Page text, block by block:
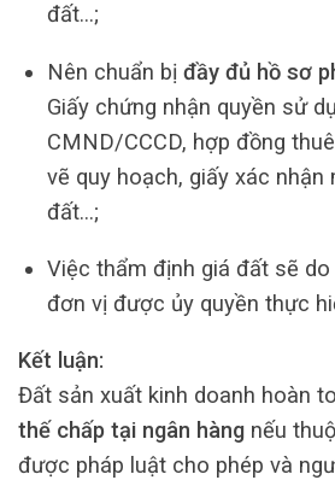
đất…;
Nên chuẩn bị đầy đủ hồ sơ
Giấy chứng nhận quyền sử
CMND/CCCD, hợp đồng
vẽ quy hoạch, giấy xác
đất…;
Việc thẩm định giá đất sẽ
đơn vị được ủy quyền thực
Kết luận:
Đất sản xuất kinh doanh hoàn
thế chấp tại ngân hàng nếu
được pháp luật cho phép và